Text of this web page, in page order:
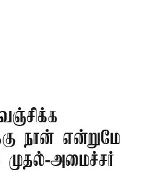
நான் என்றுமே
அமைச்சர்